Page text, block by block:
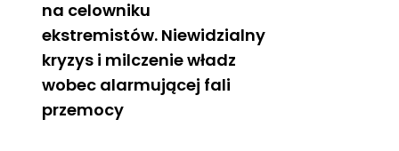
na celowniku
ekstremistów. Niewidzialny
kryzys i milczenie władz
wobec alarmującej fali
przemocy